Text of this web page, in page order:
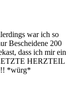
war ich so
Bescheidene 200
dass ich mir ein
HERZTEIL
*würg*